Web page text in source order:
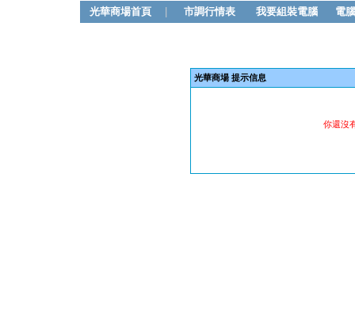
光華商場首頁 市調行情表 我要組裝電腦 電
光華商場 提示信息
你還沒